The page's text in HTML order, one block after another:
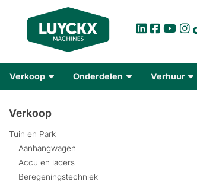
Verkoop Onderdelen Verhuur
Verkoop
Tuin en Park
Aanhangwagen
Accu en laders
Beregeningstechniek